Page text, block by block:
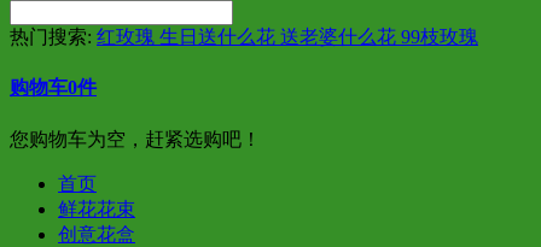
热门搜索: 红玫瑰 生日送什么花 送老婆什么花 99枝玫瑰
购物车0件
您购物车为空，赶紧选购吧！
首页
鲜花花束
创意花盒